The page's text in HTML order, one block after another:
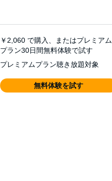
￥2,060 で購入、またはプレミアム
プラン30日間無料体験で試す
プレミアムプラン聴き放題対象
無料体験を試す